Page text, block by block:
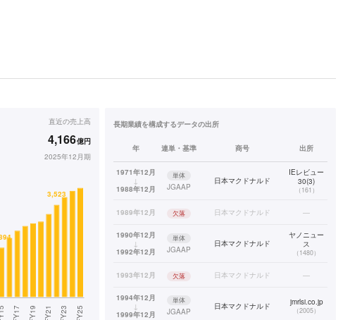
直近の売上高
4,166億円
2025年12月期
長期業績を構成するデータの出所
年 連単・基準 商号 出所
1971年12月
↓
1988年12月
単体
JGAAP
日本マクドナルド
IEレビュー
30(3)
（161 ）
1989年12月 欠落 日本マクドナルド —
1990年12月
↓
1992年12月
単体
JGAAP
日本マクドナルド
ヤノニュー
ス
（1480）
1993年12月 欠落 日本マクドナルド —
1994年12月
↓
1999年12月
単体
JGAAP
日本マクドナルド jmrlsi.co.jp
（2005）